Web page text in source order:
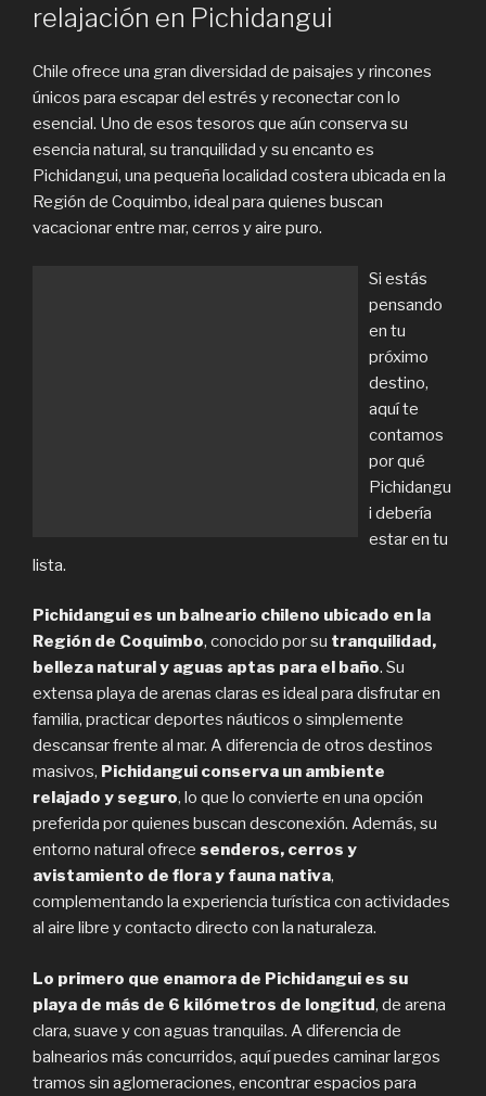
relajación en Pichidangui
Chile ofrece una gran diversidad de paisajes y rincones
únicos para escapar del estrés y reconectar con lo
esencial. Uno de esos tesoros que aún conserva su
esencia natural, su tranquilidad y su encanto es
Pichidangui, una pequeña localidad costera ubicada en la
Región de Coquimbo, ideal para quienes buscan
vacacionar entre mar, cerros y aire puro.
Si estás
pensando
en tu
próximo
destino,
aquí te
contamos
por qué
Pichidangu
i debería
estar en tu
lista.
Pichidangui es un balneario chileno ubicado en la
Región de Coquimbo, conocido por su tranquilidad,
belleza natural y aguas aptas para el baño. Su
extensa playa de arenas claras es ideal para disfrutar en
familia, practicar deportes náuticos o simplemente
descansar frente al mar. A diferencia de otros destinos
masivos, Pichidangui conserva un ambiente
relajado y seguro, lo que lo convierte en una opción
preferida por quienes buscan desconexión. Además, su
entorno natural ofrece senderos, cerros y
avistamiento de flora y fauna nativa,
complementando la experiencia turística con actividades
al aire libre y contacto directo con la naturaleza.
Lo primero que enamora de Pichidangui es su
playa de más de 6 kilómetros de longitud, de arena
clara, suave y con aguas tranquilas. A diferencia de
balnearios más concurridos, aquí puedes caminar largos
tramos sin aglomeraciones, encontrar espacios para